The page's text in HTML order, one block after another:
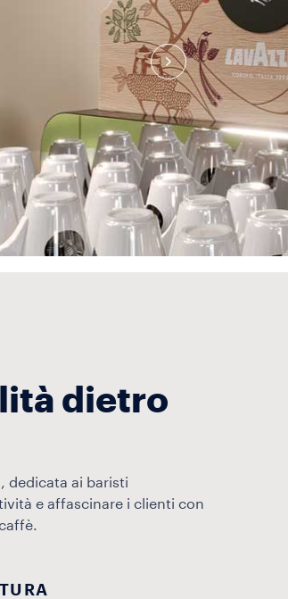
dietro
dedicata ai baristi
e affascinare i clienti con